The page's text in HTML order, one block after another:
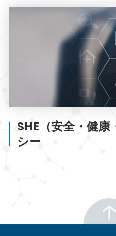
SHE（安全・健康
シー